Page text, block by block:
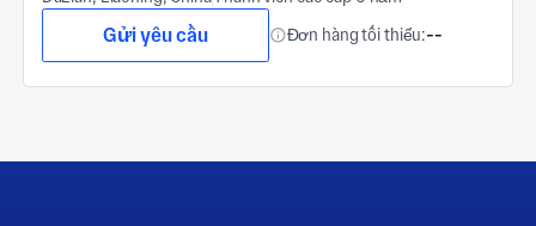
Gửi yêu cầu Đơn hàng tối thiểu:--